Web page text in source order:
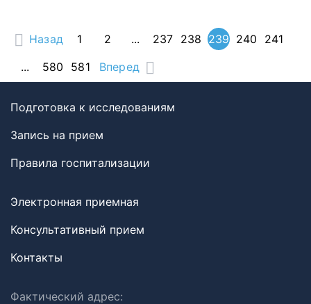
Назад 1 2 ... 237 238 239 240
241
...
580 581 Вперед
Подготовка к исследованиям
Запись на прием
Правила госпитализации
Электронная приемная
Консультативный прием
Контакты
Фактический адрес: